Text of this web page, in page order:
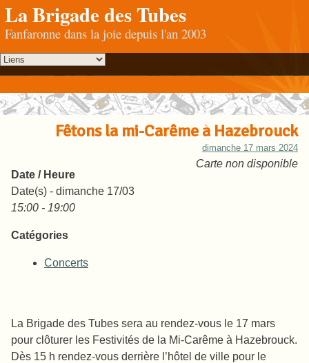
La Brigade des Tubes
Fanfaronne dans la joie depuis l'an 2003
Fêtons la mi-Carême à Hazebrouck
dimanche 17 mars 2024
Carte non disponible
Date / Heure
Date(s) - dimanche 17/03
15:00 - 19:00
Catégories
Concerts
La Brigade des Tubes sera au rendez-vous le 17 mars
pour clôturer les Festivités de la Mi-Carême à Hazebrouck.
Dès 15 h rendez-vous derrière l’hôtel de ville pour le